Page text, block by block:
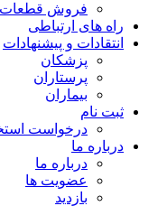
فروش قطعات
های ارتباطی
و پيشنهادات
پزشكان
پرستاران
بيماران
نام
درخواست استخدام
ما
درباره ما
عضویت ها
بازدید